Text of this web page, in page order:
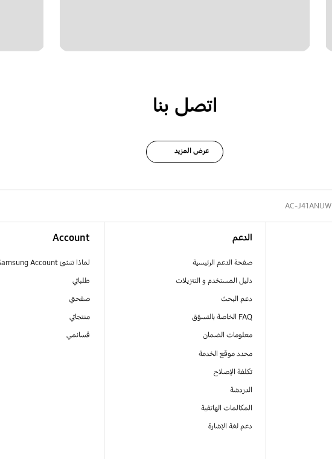
اتصل بنا
عرض المزيد
AC-J41ANUW
الدعم
صفحة الدعم الرئيسية
دليل المستخدم و التنزيلات
دعم البحث
FAQ الخاصة بالتسوّق
معلومات الضمان
محدد موقع الخدمة
تكلفة الإصلاح
الدردشة
المكالمات الهاتفية
دعم لغة الإشارة
Account
لماذا تنشئ Samsung Account
طلباتي
صفحتي
منتجاتي
قسائمي